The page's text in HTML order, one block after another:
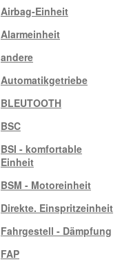
Airbag-Einheit
Alarmeinheit
andere
Automatikgetriebe
BLEUTOOTH
BSC
BSI - komfortable
Einheit
BSM - Motoreinheit
Direkte. Einspritzeinheit
Fahrgestell - Dämpfung
FAP